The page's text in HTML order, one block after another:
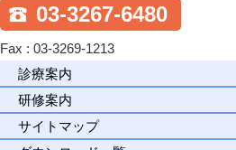
03-3267-6480
Fax : 03-3269-1213
診療案内
研修案内
サイトマップ